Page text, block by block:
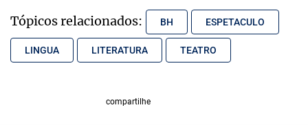
Tópicos relacionados: BH ESPETACULO
LINGUA LITERATURA TEATRO
compartilhe